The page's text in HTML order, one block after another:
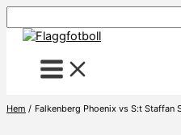
till
Hem Falkenberg Phoenix vs S:t